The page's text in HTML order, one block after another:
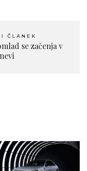
ČLANEK
se začenja v